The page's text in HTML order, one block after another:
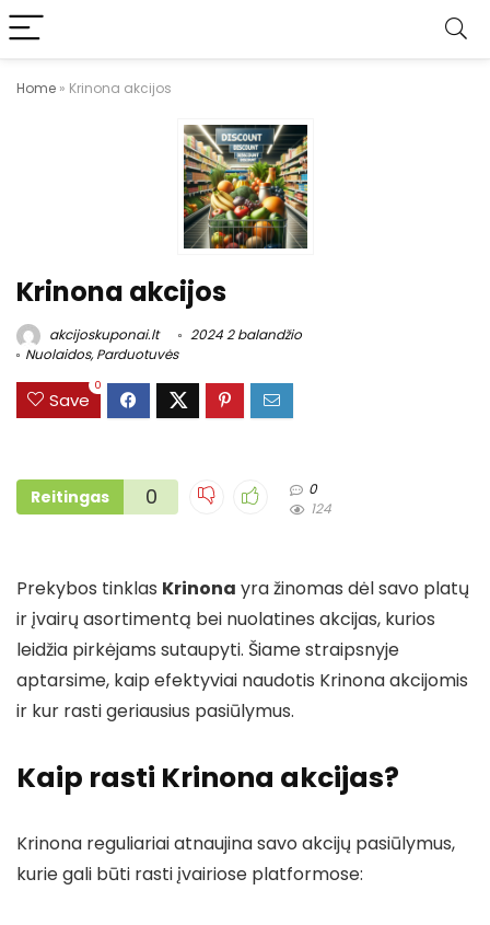
Home » Krinona akcijos
Krinona akcijos
akcijoskuponai.lt
2024 2 balandžio
Nuolaidos,Parduotuvės
Save
0
Reitingas 0
0
124
Prekybos tinklas Krinona yra žinomas dėl savo platų
ir įvairų asortimentą bei nuolatines akcijas, kurios
leidžia pirkėjams sutaupyti. Šiame straipsnyje
aptarsime, kaip efektyviai naudotis Krinona akcijomis
ir kur rasti geriausius pasiūlymus.
Kaip rasti Krinona akcijas?
Krinona reguliariai atnaujina savo akcijų pasiūlymus,
kurie gali būti rasti įvairiose platformose: